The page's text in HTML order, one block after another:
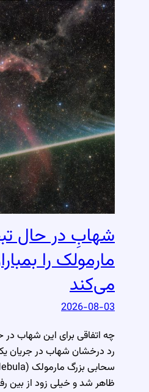
شهابِ در حال
مارمولک را
می‌کند
2026-08-03
چه اتفاقی برای این شهاب
رد درخشان شهاب در جریان
ظاهر شد و خیلی زود از بین